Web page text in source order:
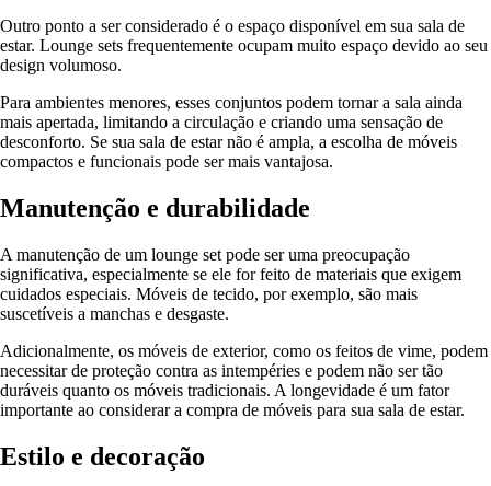
Outro ponto a ser considerado é o espaço disponível em sua sala de
estar. Lounge sets frequentemente ocupam muito espaço devido ao seu
design volumoso.
Para ambientes menores, esses conjuntos podem tornar a sala ainda
mais apertada, limitando a circulação e criando uma sensação de
desconforto. Se sua sala de estar não é ampla, a escolha de móveis
compactos e funcionais pode ser mais vantajosa.
Manutenção e durabilidade
A manutenção de um lounge set pode ser uma preocupação
significativa, especialmente se ele for feito de materiais que exigem
cuidados especiais. Móveis de tecido, por exemplo, são mais
suscetíveis a manchas e desgaste.
Adicionalmente, os móveis de exterior, como os feitos de vime, podem
necessitar de proteção contra as intempéries e podem não ser tão
duráveis quanto os móveis tradicionais. A longevidade é um fator
importante ao considerar a compra de móveis para sua sala de estar.
Estilo e decoração